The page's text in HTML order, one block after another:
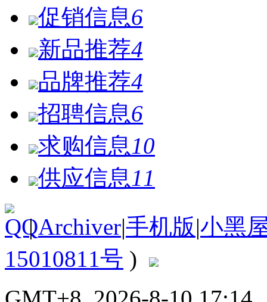
促销信息6
新品推荐4
品牌推荐4
招聘信息6
求购信息 10
供应信息 11
| Archiver|手机版|小黑
15010811号 )